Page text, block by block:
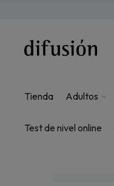
Tienda Adultos
Test de nivel online